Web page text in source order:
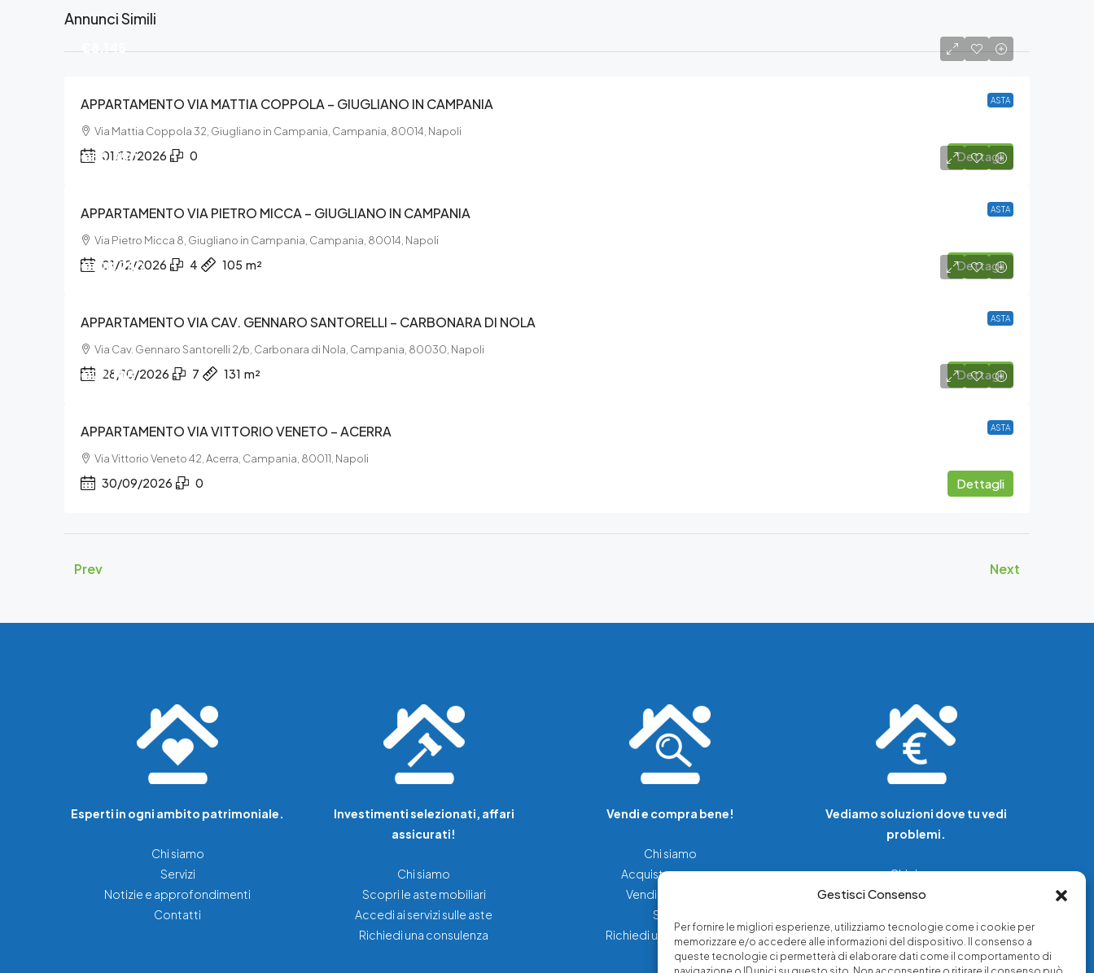
Gestisci Consenso
Per fornire le migliori esperienze, utilizziamo tecnologie come i cookie per
memorizzare e/o accedere alle informazioni del dispositivo. Il consenso a
queste tecnologie ci permetterà di elaborare dati come il comportamento di
Annunci Simili
ASTA
€8.145
APPARTAMENTO VIA MATTIA COPPOLA – GIUGLIANO IN CAMPANIA
Via Mattia Coppola 32, Giugliano in Campania, Campania, 80014, Napoli
01/12/2026 0 Dettagli
ASTA
€56.250
APPARTAMENTO VIA PIETRO MICCA – GIUGLIANO IN CAMPANIA
Via Pietro Micca 8, Giugliano in Campania, Campania, 80014, Napoli
01/12/2026 4 105 m² Dettagli
ASTA
€108.750
APPARTAMENTO VIA CAV. GENNARO SANTORELLI – CARBONARA DI NOLA
Via Cav. Gennaro Santorelli 2/b, Carbonara di Nola, Campania, 80030, Napoli
28/10/2026 7 131 m² Dettagli
ASTA
€22.108
APPARTAMENTO VIA VITTORIO VENETO – ACERRA
Via Vittorio Veneto 42, Acerra, Campania, 80011, Napoli
30/09/2026 0 Dettagli
Prev Next
Esperti in ogni ambito patrimoniale.
Chi siamo
Servizi
Notizie e approfondimenti
Contatti
Investimenti selezionati, affari
assicurati!
Chi siamo
Scopri le aste mobiliari
Accedi ai servizi sulle aste
Richiedi una consulenza
Vendi e compra bene!
Chi siamo
Acquista una casa
Vendi la tua casa
Servizi
Richiedi una consulenza
Vediamo soluzioni dove tu vedi
problemi.
Chi siamo
Servizi di tutela legale
Richiedi una consulenza